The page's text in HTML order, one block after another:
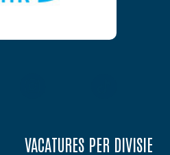
VACATURES PER DIVISIE